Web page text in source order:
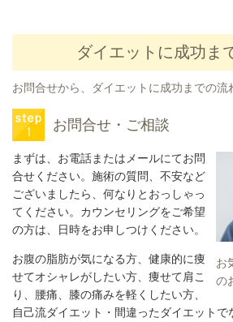
ダイエットに成功ま
お問合せから、ダイエットに成功までの流
お問合せ・ご相談
お
の
まずは、お電話またはメールにてお問
合せください。施術の質問、不安など
ございましたら、何なりとおっしゃっ
てください。カウンセリングをご希望
の方は、日時をお申しつけください。
お腹の脂肪が気になる方、健康的に痩
せてオシャレがしたい方、痩せて肩こ
り、腰痛、膝の痛みを軽くしたい方、
自己流ダイエット・間違ったダイエットで